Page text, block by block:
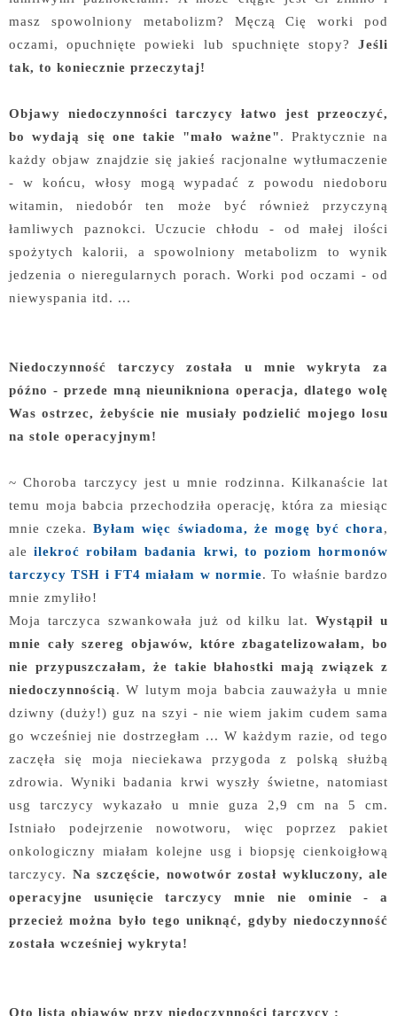
masz spowolniony metabolizm? Męczą Cię worki pod
oczami, opuchnięte powieki lub spuchnięte stopy? Jeśli
tak, to koniecznie przeczytaj!
Objawy niedoczynności tarczycy łatwo jest przeoczyć,
bo wydają się one takie "mało ważne". Praktycznie na
każdy objaw znajdzie się jakieś racjonalne wytłumaczenie
- w końcu, włosy mogą wypadać z powodu niedoboru
witamin, niedobór ten może być również przyczyną
łamliwych paznokci. Uczucie chłodu - od małej ilości
spożytych kalorii, a spowolniony metabolizm to wynik
jedzenia o nieregularnych porach. Worki pod oczami - od
niewyspania itd. ...
Niedoczynność tarczycy została u mnie wykryta za
późno - przede mną nieunikniona operacja, dlatego wolę
Was ostrzec, żebyście nie musiały podzielić mojego losu
na stole operacyjnym!
~ Choroba tarczycy jest u mnie rodzinna. Kilkanaście lat
temu moja babcia przechodziła operację, która za miesiąc
mnie czeka.Byłam więc świadoma, że mogę być chora,
aleilekroć robiłam badania krwi, to poziom hormonów
tarczycy TSH i FT4 miałam w normie. To właśnie bardzo
mnie zmyliło!
Moja tarczyca szwankowała już od kilku lat.Wystąpił u
mnie cały szereg objawów, które zbagatelizowałam, bo
nie przypuszczałam, że takie błahostki mają związek z
niedoczynnością. W lutym moja babcia zauważyła u mnie
dziwny (duży!) guz na szyi - nie wiem jakim cudem sama
go wcześniej nie dostrzegłam ... W każdym razie, od tego
zaczęła się moja nieciekawa przygoda z polską służbą
zdrowia. Wyniki badania krwi wyszły świetne, natomiast
usg tarczycy wykazało u mnie guza 2,9 cm na 5 cm.
Istniało podejrzenie nowotworu, więc poprzez pakiet
onkologiczny miałam kolejne usg i biopsję cienkoigłową
tarczycy. Na szczęście, nowotwór został wykluczony, ale
operacyjne usunięcie tarczycy mnie nie ominie - a
przecież można było tego uniknąć, gdyby niedoczynność
została wcześniej wykryta!
Oto lista objawów przy niedoczynności tarczycy :